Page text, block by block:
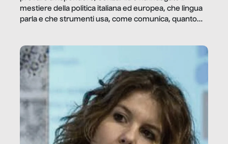
mestiere della politica italiana ed europea, che lingua
parla e che strumenti usa, come comunica, quanto